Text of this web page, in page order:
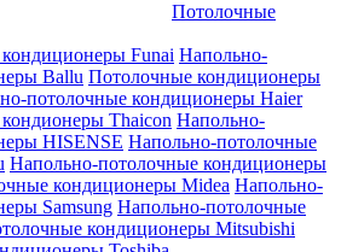
Потолочные
Funai Напольно-
Ballu Потолочные кондиционеры
потолочные кондиционеры Haier
Thaicon Напольно-
HISENSE Напольно-потолочные
Напольно-потолочные кондиционеры
кондиционеры Midea Напольно-
Samsung Напольно-потолочные
кондиционеры Mitsubishi